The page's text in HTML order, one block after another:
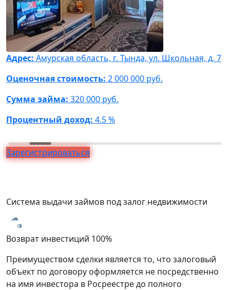
Адрес: Амурская область, г. Тында, ул. Школьная, д. 7
Оценочная стоимость: 2 000 000 руб.
Сумма займа: 320 000 руб.
Процентный доход: 4.5 %
Зарегистрироваться
Система выдачи займов под залог недвижимости
Возврат инвестиций 100%
Преимуществом сделки является то, что залоговый
объект по договору оформляется не посредственно
на имя инвестора в Росреестре до полного